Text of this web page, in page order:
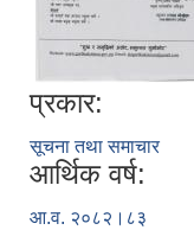
प्रकार:
सूचना तथा समाचार
आर्थिक वर्ष:
आ.व. २०८२।८३